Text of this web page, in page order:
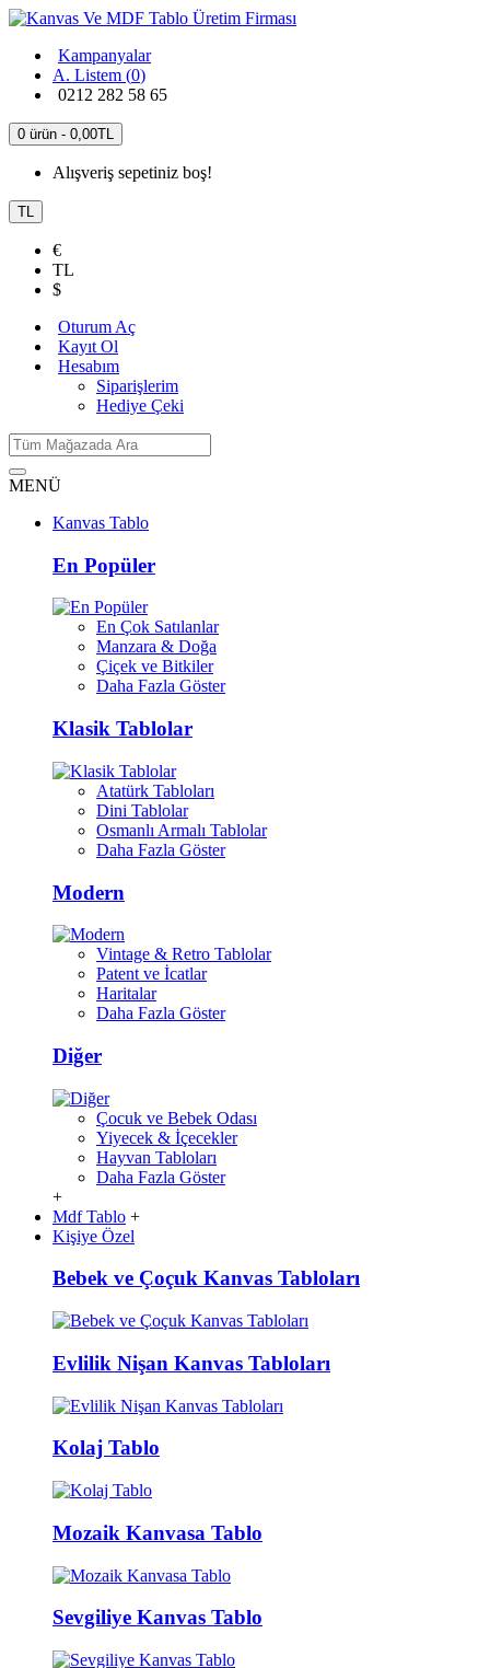
Kampanyalar
A. Listem (0)
0212 282 58 65
0 ürün - 0,00TL
Alışveriş sepetiniz boş!
TL
€
TL
$
Oturum Aç
Kayıt Ol
Hesabım
Siparişlerim
Hediye Çeki
MENÜ
Kanvas Tablo
En Popüler
En Çok Satılanlar
Manzara & Doğa
Çiçek ve Bitkiler
Daha Fazla Göster
Klasik Tablolar
Atatürk Tabloları
Dini Tablolar
Osmanlı Armalı Tablolar
Daha Fazla Göster
Modern
Vintage & Retro Tablolar
Patent ve İcatlar
Haritalar
Daha Fazla Göster
Diğer
Çocuk ve Bebek Odası
Yiyecek & İçecekler
Hayvan Tabloları
Daha Fazla Göster
+
Mdf Tablo +
Kişiye Özel
Bebek ve Çoçuk Kanvas Tabloları
Evlilik Nişan Kanvas Tabloları
Kolaj Tablo
Mozaik Kanvasa Tablo
Sevgiliye Kanvas Tablo